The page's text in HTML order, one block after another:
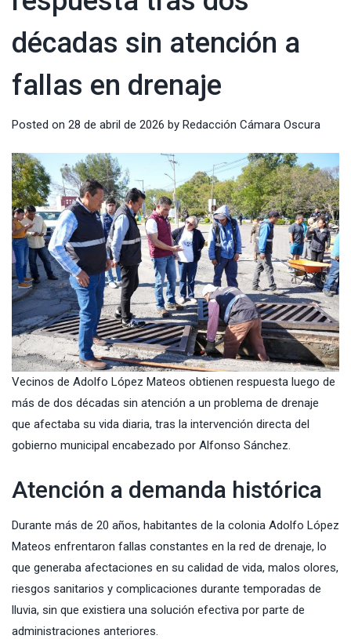
décadas sin atención a
fallas en drenaje
Posted on 28 de abril de 2026 by Redacción Cámara Oscura
Vecinos de Adolfo López Mateos obtienen respuesta luego de
más de dos décadas sin atención a un problema de drenaje
que afectaba su vida diaria, tras la intervención directa del
gobierno municipal encabezado por Alfonso Sánchez.
Atención a demanda histórica
Durante más de 20 años, habitantes de la colonia Adolfo López
Mateos enfrentaron fallas constantes en la red de drenaje, lo
que generaba afectaciones en su calidad de vida, malos olores,
riesgos sanitarios y complicaciones durante temporadas de
lluvia, sin que existiera una solución efectiva por parte de
administraciones anteriores.